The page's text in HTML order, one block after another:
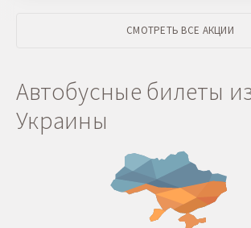
СМОТРЕТЬ ВСЕ АКЦИИ
Автобусные билеты
Украины